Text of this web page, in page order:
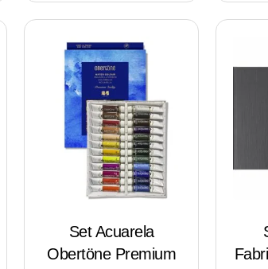
Set Acuarela
Obertöne Premium